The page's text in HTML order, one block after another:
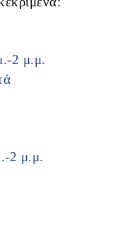
2 μ.μ.
2 μ.μ.